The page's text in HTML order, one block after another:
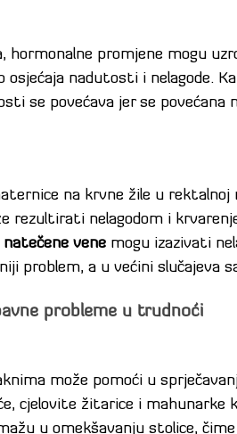
hormonalne promjene mogu
nadutosti i nelagode.
se povećava jer se povećana
na krvne žile u rektalnoj
rezultirati nelagodom i
natečene vene mogu izazivati
problem, a u većini slučajeva
probleme u trudnoći
može pomoći u
cjelovite žitarice i mahunarke
u omekšavanju stolice,